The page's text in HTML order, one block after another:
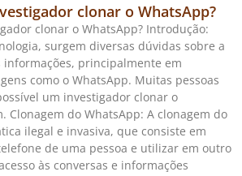
clonar o WhatsApp?
clonar o WhatsApp? Introdução:
surgem diversas dúvidas sobre a
informações, principalmente em
como o WhatsApp. Muitas pessoas
um investigador clonar o
Clonagem do WhatsApp: A clonagem do
ilegal e invasiva, que consiste em
de uma pessoa e utilizar em outro
às conversas e informações